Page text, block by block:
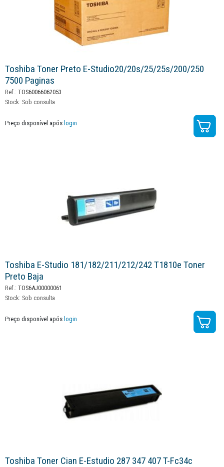
Toshiba Toner Preto E-Studio20/20s/25/25s/200/250
7500 Paginas
Ref.: TOS60066062053
Stock: Sob consulta
Preço disponível após login
Toshiba E-Studio 181/182/211/212/242 T1810e Toner
Preto Baja
Ref.: TOS6AJ00000061
Stock: Sob consulta
Preço disponível após login
Toshiba Toner Cian E-Estudio 287 347 407 T-Fc34c